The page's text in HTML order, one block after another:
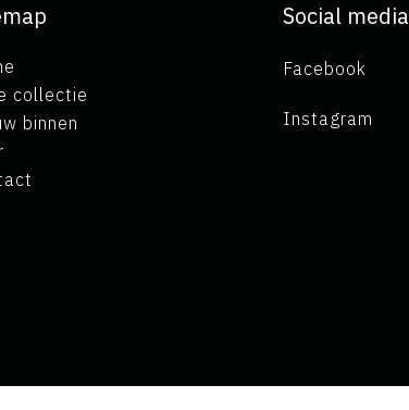
collectie
binnen
Social media
Facebook
Instagram